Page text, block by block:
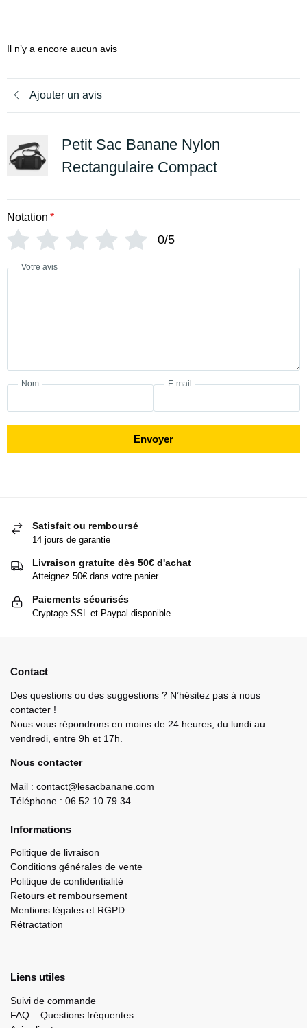
Il n’y a encore aucun avis
Ajouter un avis
Petit Sac Banane Nylon
Rectangulaire Compact
Notation *
0/5
Votre avis
Nom E-mail
Envoyer
Satisfait ou remboursé
14 jours de garantie
Livraison gratuite dès 50€ d'achat
Atteignez 50€ dans votre panier
Paiements sécurisés
Cryptage SSL et Paypal disponible.
Contact
Des questions ou des suggestions ? N’hésitez pas à nous
contacter !
Nous vous répondrons en moins de 24 heures, du lundi au
vendredi, entre 9h et 17h.
Nous contacter
Mail : contact@lesacbanane.com
Téléphone : 06 52 10 79 34
Informations
Politique de livraison
Conditions générales de vente
Politique de confidentialité
Retours et remboursement
Mentions légales et RGPD
Rétractation
Liens utiles
Suivi de commande
FAQ – Questions fréquentes